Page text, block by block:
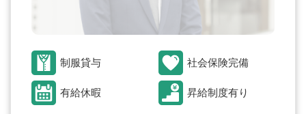
制服貸与 社会保険完備
有給休暇 昇給制度有り